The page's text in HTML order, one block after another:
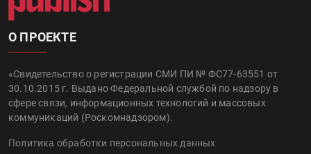
О ПРОЕКТЕ
«Свидетельство о регистрации СМИ ПИ № ФС77-63551 от
30.10.2015 г. Выдано Федеральной службой по надзору в
сфере связи, информационных технологий и массовых
коммуникаций (Роскомнадзором).
Политика обработки персональных данных